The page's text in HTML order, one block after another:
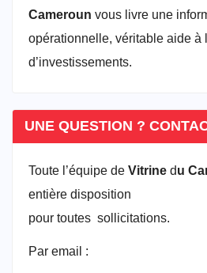
Cameroun vous livre une
opérationnelle, véritable aide à
d’investissements.
UNE QUESTION ?
Toute l’équipe de Vitrine du
entière disposition
pour toutes sollicitations.
Par email :